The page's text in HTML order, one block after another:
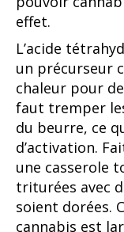
effet.
L’acide
un précurseur
chaleur pour
faut tremper
du beurre, ce
d’activation.
une casserole
triturées avec
soient dorées.
cannabis est